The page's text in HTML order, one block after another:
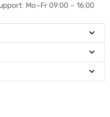
Mo–Fr 09:00 – 16:00